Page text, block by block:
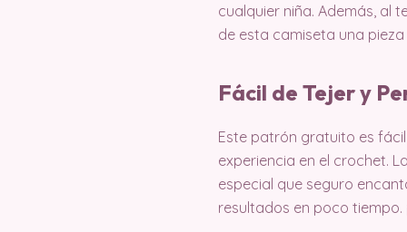
cualquier niña. Además, al
de esta camiseta una
Fácil de Tejer y
Este patrón gratuito es
experiencia en el crochet.
especial que seguro
resultados en poco tiempo.